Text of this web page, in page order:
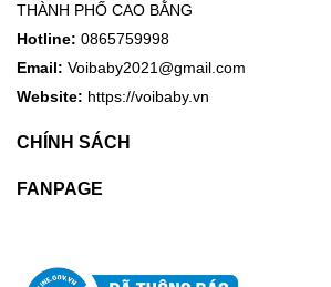
THÀNH PHỐ CAO BẰNG
Hotline: 0865759998
Email: Voibaby2021@gmail.com
Website: https://voibaby.vn
CHÍNH SÁCH
FANPAGE